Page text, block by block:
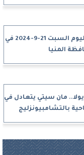
أسعار الأسمنت اليوم السبت 21-9-2024 في
المنيا
مان سيتي يتعادل في
بالتشامبيونزليج